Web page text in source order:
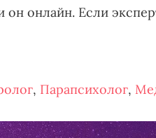
онлайн. Если
, Парапсихолог,